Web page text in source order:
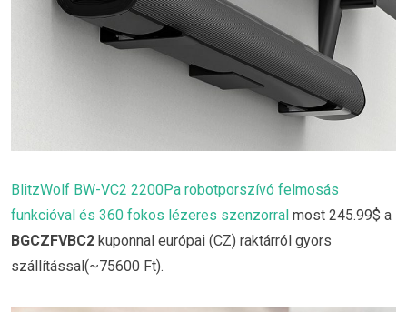
BlitzWolf BW-VC2 2200Pa robotporszívó felmosás
funkcióval és 360 fokos lézeres szenzorral most 245.99$ a
BGCZFVBC2 kuponnal európai (CZ) raktárról gyors
szállítással(~75600 Ft).